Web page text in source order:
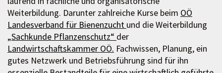
Weiterbildung. Darunter zahlreiche Kurse beim OÖ
Landesverband für Bienenzucht und die Weiterbildung
„Sachkunde Pflanzenschutz“ der
Landwirtschaftskammer OÖ. Fachwissen, Planung, ein
gutes Netzwerk und Betriebsführung sind für ihn